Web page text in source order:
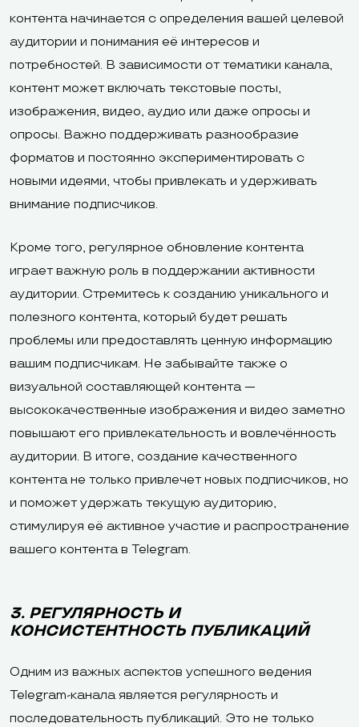
контента начинается с определения вашей целевой
аудитории и понимания её интересов и
потребностей. В зависимости от тематики канала,
контент может включать текстовые посты,
изображения, видео, аудио или даже опросы и
опросы. Важно поддерживать разнообразие
форматов и постоянно экспериментировать с
новыми идеями, чтобы привлекать и удерживать
внимание подписчиков.
Кроме того, регулярное обновление контента
играет важную роль в поддержании активности
аудитории. Стремитесь к созданию уникального и
полезного контента, который будет решать
проблемы или предоставлять ценную информацию
вашим подписчикам. Не забывайте также о
визуальной составляющей контента —
высококачественные изображения и видео заметно
повышают его привлекательность и вовлечённость
аудитории. В итоге, создание качественного
контента не только привлечет новых подписчиков, но
и поможет удержать текущую аудиторию,
стимулируя её активное участие и распространение
вашего контента в Telegram.
3. РЕГУЛЯРНОСТЬ И
КОНСИСТЕНТНОСТЬ ПУБЛИКАЦИЙ
Одним из важных аспектов успешного ведения
Telegram-канала является регулярность и
последовательность публикаций. Это не только